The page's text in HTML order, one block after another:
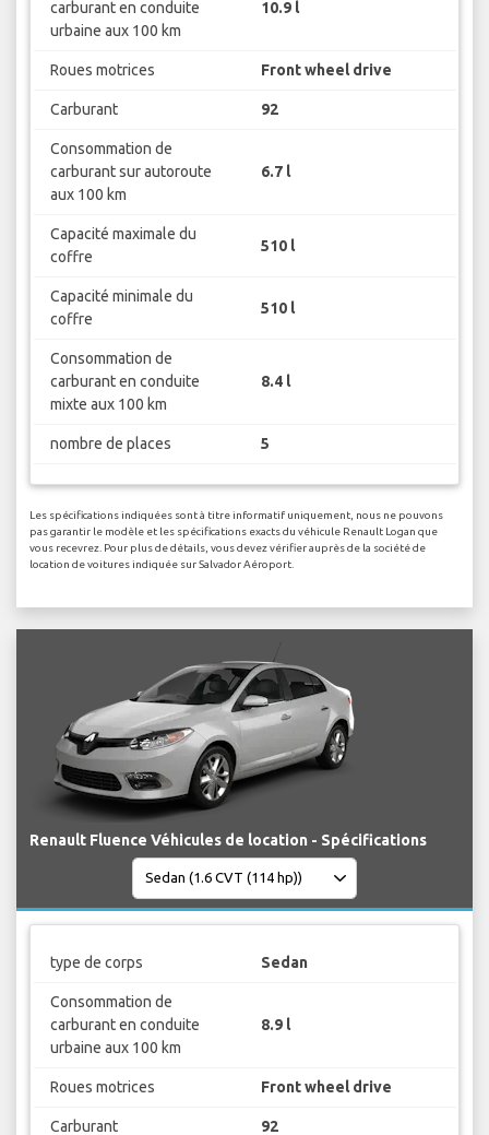
carburant en conduite
urbaine aux 100 km
10.9 l
Roues motrices Front wheel drive
Carburant 92
Consommation de
carburant sur autoroute
aux 100 km
6.7 l
Capacité maximale du
coffre
510 l
Capacité minimale du
coffre
510 l
Consommation de
carburant en conduite
mixte aux 100 km
8.4 l
nombre de places 5
Les spécifications indiquées sont à titre informatif uniquement, nous ne pouvons
pas garantir le modèle et les spécifications exacts du véhicule Renault Logan que
vous recevrez. Pour plus de détails, vous devez vérifier auprès de la société de
location de voitures indiquée sur Salvador Aéroport.
Renault Fluence Véhicules de location - Spécifications
type de corps Sedan
Consommation de
carburant en conduite
urbaine aux 100 km
8.9 l
Roues motrices Front wheel drive
Carburant 92